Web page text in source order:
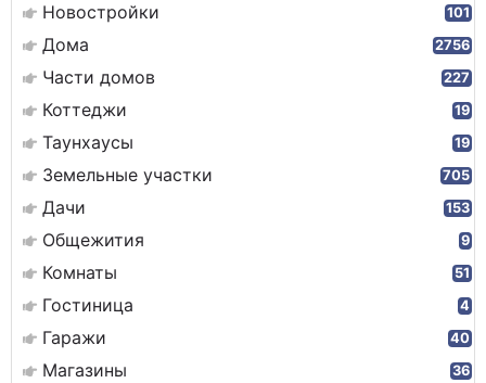
Новостройки 101
Дома 2756
Части домов 227
Коттеджи 19
Таунхаусы 19
Земельные участки 705
Дачи 153
Общежития 9
Комнаты 51
Гостиница 4
Гаражи 40
Магазины 36